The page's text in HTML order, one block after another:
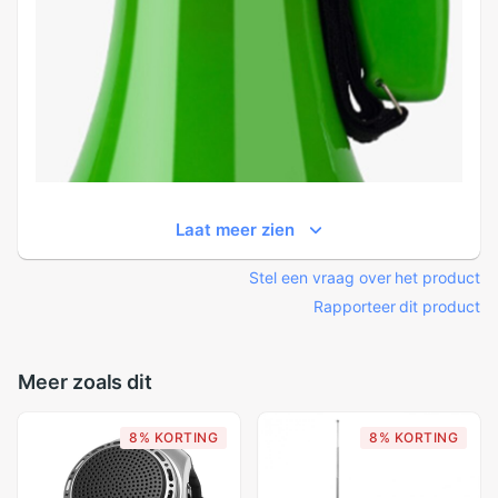
Laat meer zien
Stel een vraag over het product
Rapporteer dit product
Meer zoals dit
8% KORTING 8% KORTING